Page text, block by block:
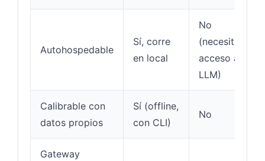
Autohospedable
Sí, corre
en local
No
(necesita
acceso a
LLM)
Calibrable con
datos propios
Sí (offline,
con CLI)
No
Gateway